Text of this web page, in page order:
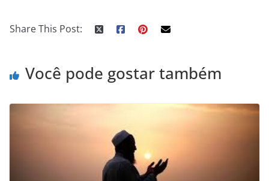
Share This Post:
Você pode gostar também